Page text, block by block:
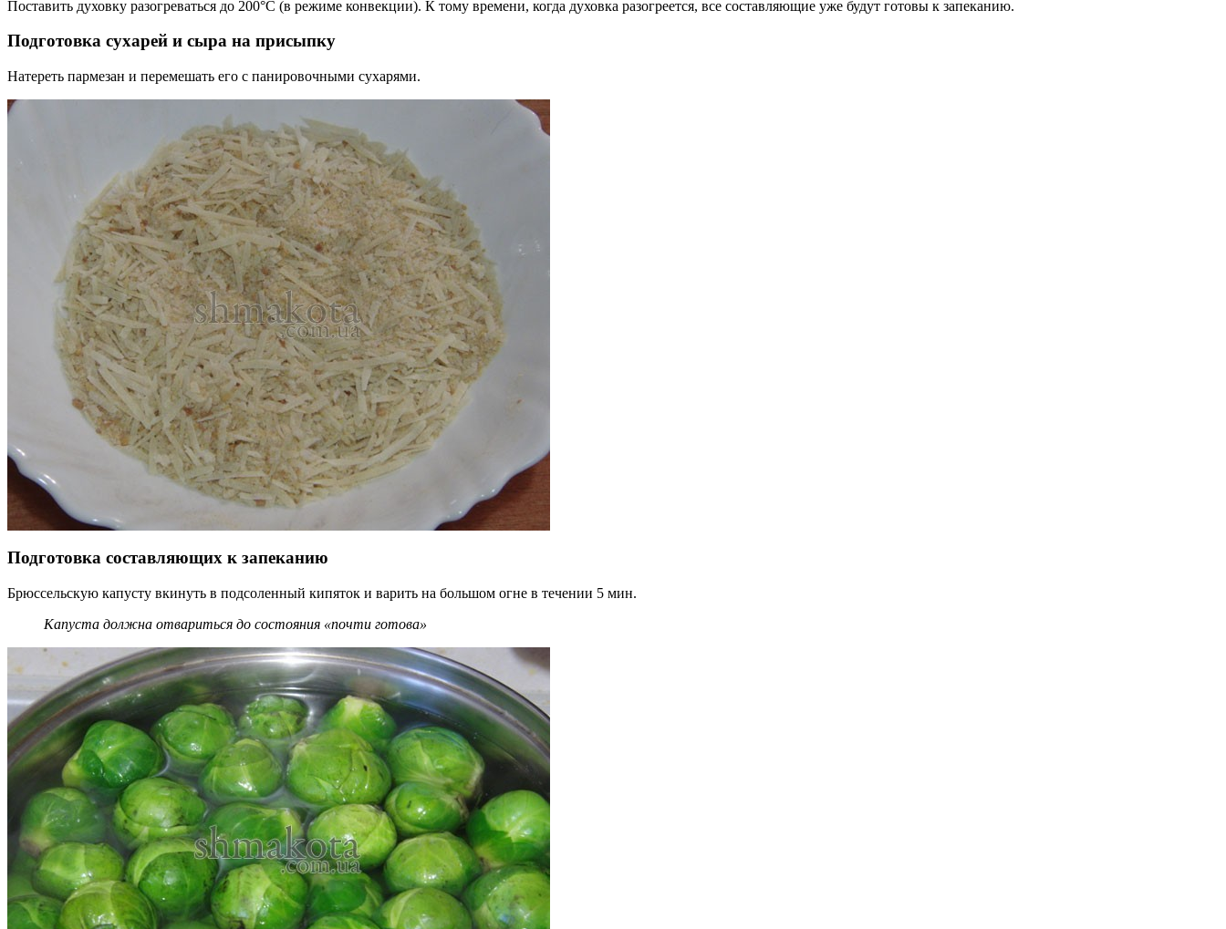
Поставить духовку разогреваться до 200°C (в режиме конвекции). К тому времени, когда духовка разогреется, все составляющие уже будут готовы к запеканию.
Подготовка сухарей и сыра на присыпку
Натереть пармезан и перемешать его с панировочными сухарями.
Подготовка составляющих к запеканию
Брюссельскую капусту вкинуть в подсоленный кипяток и варить на большом огне в течении 5 мин.
Капуста должна отвариться до состояния «почти готова»